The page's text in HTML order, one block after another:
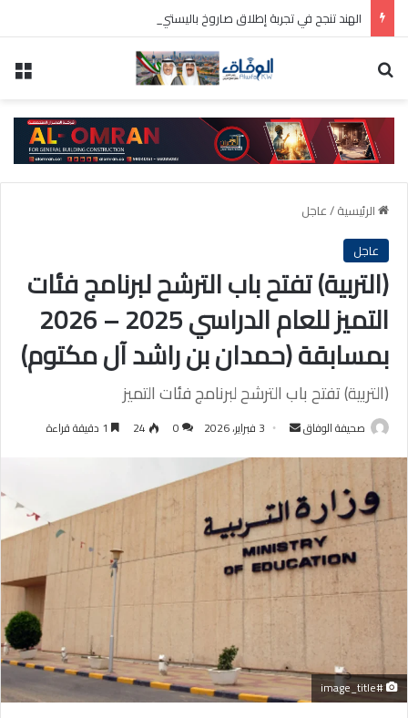
الهند تنجح في تجربة إطلاق صاروخ باليستي متوسط المدى
الرئيسية/عاجل
عاجل
(التربية) تفتح باب الترشح لبرنامج فئات
التميز للعام الدراسي 2025 – 2026
بمسابقة (حمدان بن راشد آل مكتوم)
(التربية) تفتح باب الترشح لبرنامج فئات التميز
صحيفة الوفاق
أرسل 3 فبراير، 2026 0
24
#image_title